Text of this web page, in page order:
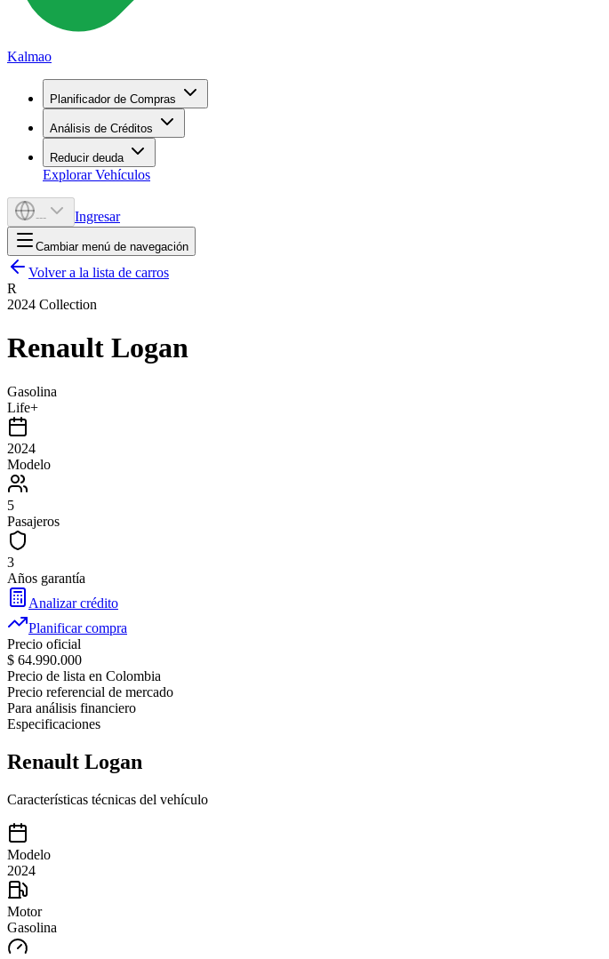
Kalmao
Planificador de Compras
Análisis de Créditos
Reducir deuda
Explorar Vehículos
--- Ingresar
Cambiar menú de navegación
Volver a la lista de carros
R
2024 Collection
Renault Logan
Gasolina
Life+
2024
Modelo
5
Pasajeros
3
Años garantía
Analizar crédito
Planificar compra
Precio oficial
$ 64.990.000
Precio de lista en Colombia
Precio referencial de mercado
Para análisis financiero
Especificaciones
Renault Logan
Características técnicas del vehículo
Modelo
2024
Motor
Gasolina